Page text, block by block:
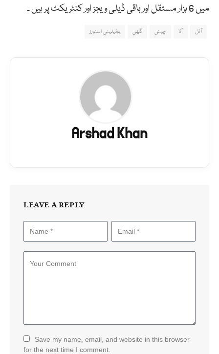
میں 6 ہزار مستقل اور باقی ڈیلی ویجز اور کنٹریکٹ پر ہیں ۔
آئل آٹا چینی گھی یوٹیلیٹی اسٹورز
Arshad Khan
LEAVE A REPLY
Save my name, email, and website in this browser
for the next time I comment.